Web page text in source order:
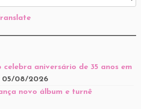
celebra aniversário de 35 anos em
05/08/2026
novo álbum e turnê